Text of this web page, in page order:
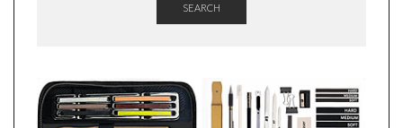
SEARCH